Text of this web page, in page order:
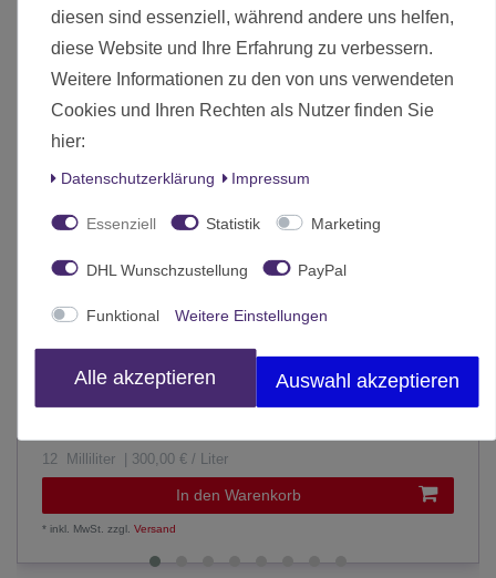
Base Paints - 12ml - Einzeln wählbar , Games Workshop
12 Milliliter | 300,00 € / Liter
In den Warenkorb
*inkl. MwSt. zzgl.Versand
diesen sind essenziell, während andere uns helfen,
diese Website und Ihre Erfahrung zu verbessern.
Weitere Informationen zu den von uns verwendeten
Cookies und Ihren Rechten als Nutzer finden Sie
hier:
Daten­schutz­erklärung Impressum
Essenziell Statistik Marketing
DHL Wunschzustellung PayPal
Funktional Weitere Einstellungen
Alle akzeptieren Auswahl akzeptieren